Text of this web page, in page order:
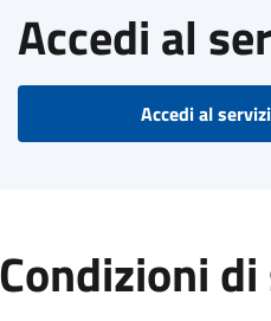
Accedi al
Accedi al
Condizioni